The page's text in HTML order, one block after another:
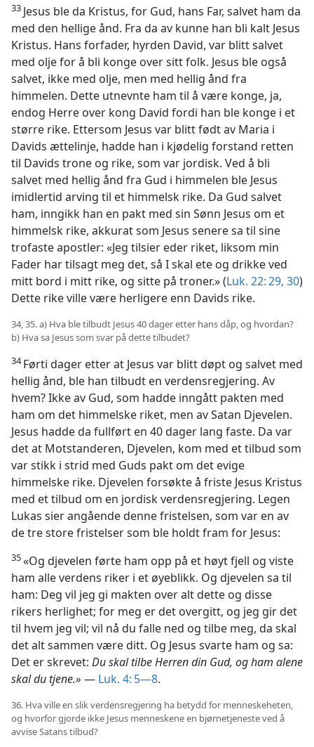
33 Jesus ble da Kristus, for Gud, hans Far, salvet ham da
med den hellige ånd. Fra da av kunne han bli kalt Jesus
Kristus. Hans forfader, hyrden David, var blitt salvet
med olje for å bli konge over sitt folk. Jesus ble også
salvet, ikke med olje, men med hellig ånd fra
himmelen. Dette utnevnte ham til å være konge, ja,
endog Herre over kong David fordi han ble konge i et
større rike. Ettersom Jesus var blitt født av Maria i
Davids ættelinje, hadde han i kjødelig forstand retten
til Davids trone og rike, som var jordisk. Ved å bli
salvet med hellig ånd fra Gud i himmelen ble Jesus
imidlertid arving til et himmelsk rike. Da Gud salvet
ham, inngikk han en pakt med sin Sønn Jesus om et
himmelsk rike, akkurat som Jesus senere sa til sine
trofaste apostler: «Jeg tilsier eder riket, liksom min
Fader har tilsagt meg det, så I skal ete og drikke ved
mitt bord i mitt rike, og sitte på troner.» (Luk. 22: 29, 30)
Dette rike ville være herligere enn Davids rike.
34, 35. a) Hva ble tilbudt Jesus 40 dager etter hans dåp, og hvordan?
b) Hva sa Jesus som svar på dette tilbudet?
34Førti dager etter at Jesus var blitt døpt og salvet med
hellig ånd, ble han tilbudt en verdensregjering. Av
hvem? Ikke av Gud, som hadde inngått pakten med
ham om det himmelske riket, men av Satan Djevelen.
Jesus hadde da fullført en 40 dager lang faste. Da var
det at Motstanderen, Djevelen, kom med et tilbud som
var stikk i strid med Guds pakt om det evige
himmelske rike. Djevelen forsøkte å friste Jesus Kristus
med et tilbud om en jordisk verdensregjering. Legen
Lukas sier angående denne fristelsen, som var en av
de tre store fristelser som ble holdt fram for Jesus:
35«Og djevelen førte ham opp på et høyt fjell og viste
ham alle verdens riker i et øyeblikk. Og djevelen sa til
ham: Deg vil jeg gi makten over alt dette og disse
rikers herlighet; for meg er det overgitt, og jeg gir det
til hvem jeg vil; vil nå du falle ned og tilbe meg, da skal
det alt sammen være ditt. Og Jesus svarte ham og sa:
Det er skrevet: Du skal tilbe Herren din Gud, og ham alene
skal du tjene.» — Luk. 4: 5—8.
36. Hva ville en slik verdensregjering ha betydd for menneskeheten,
og hvorfor gjorde ikke Jesus menneskene en bjørnetjeneste ved å
avvise Satans tilbud?